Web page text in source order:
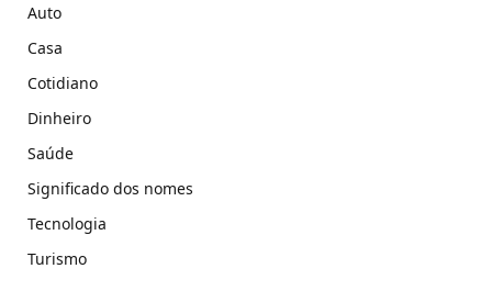
Auto
Casa
Cotidiano
Dinheiro
Saúde
Significado dos nomes
Tecnologia
Turismo